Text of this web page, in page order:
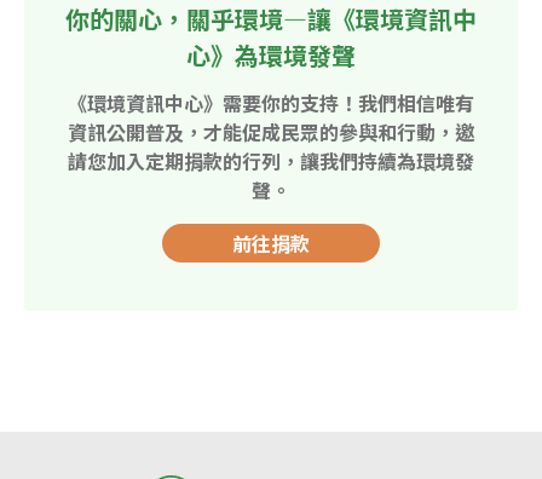
你的關心，關乎環境—讓《環境資訊中
心》為環境發聲
《環境資訊中心》需要你的支持！我們相信唯有
資訊公開普及，才能促成民眾的參與和行動，邀
請您加入定期捐款的行列，讓我們持續為環境發
聲。
前往捐款